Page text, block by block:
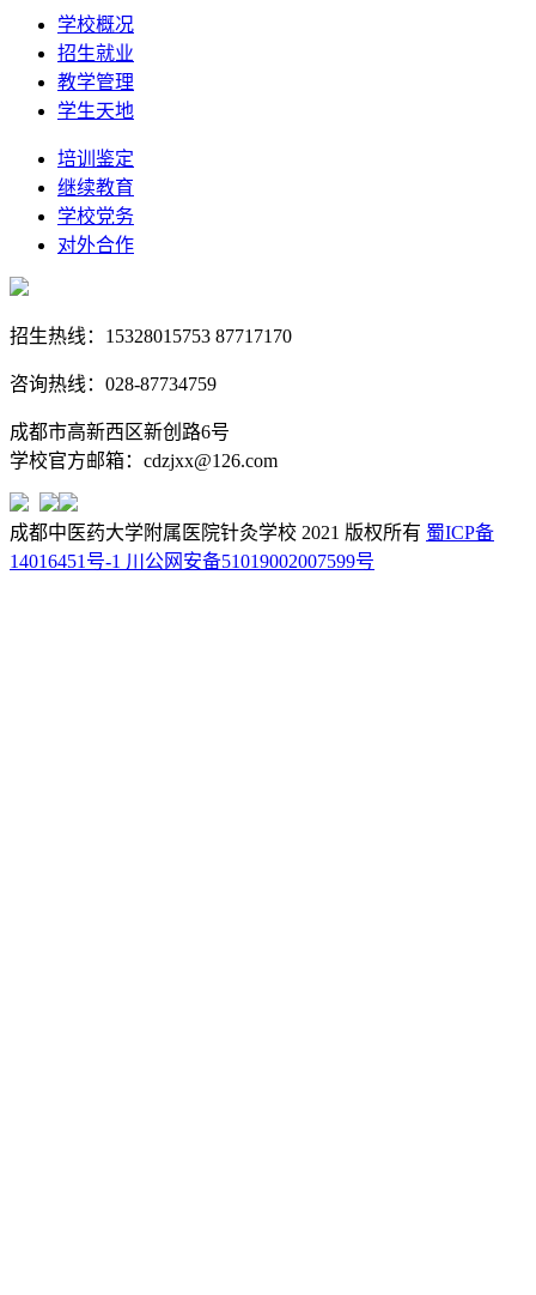
学校概况
招生就业
教学管理
学生天地
培训鉴定
继续教育
学校党务
对外合作
招生热线：15328015753 87717170
咨询热线：028-87734759
成都市高新西区新创路6号
学校官方邮箱：cdzjxx@126.com
成都中医药大学附属医院针灸学校 2021 版权所有 蜀ICP备
14016451号-1 川公网安备51019002007599号